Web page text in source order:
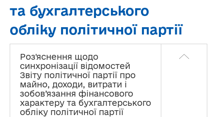
та бухгалтерського
обліку політичної партії
Роз'яснення щодо
синхронізації відомостей
Звіту політичної партії про
майно, доходи, витрати і
зобов’язання фінансового
характеру та бухгалтерського
обліку політичної партії